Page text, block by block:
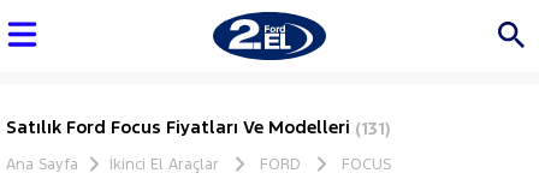
Satılık Ford Focus Fiyatları Ve Modelleri (131)
Ana Sayfa İkinci El Araçlar FORD FOCUS